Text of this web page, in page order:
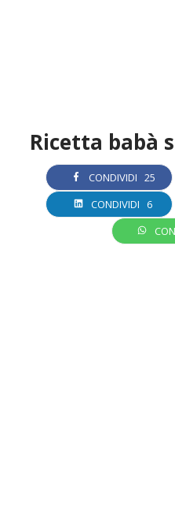
Ricetta babà
CONDIVIDI 25
CONDIVIDI 6